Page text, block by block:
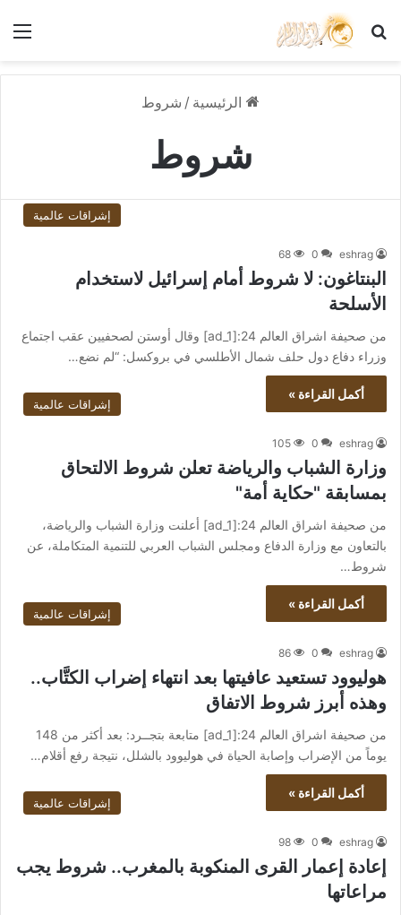
بحث عن
الرئيسية / شروط
شروط
إشراقات عالمية
eshrag
0
68
البنتاغون: لا شروط أمام إسرائيل لاستخدام
الأسلحة
من صحيفة اشراق العالم 24:[ad_1] وقال أوستن لصحفيين عقب اجتماع
وزراء دفاع دول حلف شمال الأطلسي في بروكسل: “لم نضع…
أكمل القراءة »
إشراقات عالمية
eshrag
0
105
وزارة الشباب والرياضة تعلن شروط الالتحاق
بمسابقة "حكاية أمة"
من صحيفة اشراق العالم 24:[ad_1] أعلنت وزارة الشباب والرياضة،
بالتعاون مع وزارة الدفاع ومجلس الشباب العربي للتنمية المتكاملة، عن
شروط…
أكمل القراءة »
إشراقات عالمية
eshrag
0
86
هوليوود تستعيد عافيتها بعد انتهاء إضراب الكتَّاب..
وهذه أبرز شروط الاتفاق
من صحيفة اشراق العالم 24:[ad_1] متابعة بتجــرد: بعد أكثر من 148
يوماً من الإضراب وإصابة الحياة في هوليوود بالشلل، نتيجة رفع أقلام…
أكمل القراءة »
إشراقات عالمية
eshrag
0
98
إعادة إعمار القرى المنكوبة بالمغرب.. شروط يجب
مراعاتها